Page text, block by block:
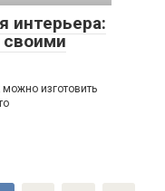
интерьера:
своими
можно изготовить